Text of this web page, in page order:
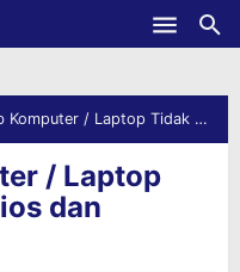
/ Laptop Tidak bisa Masuk Bios dan Windows
/ Laptop
dan